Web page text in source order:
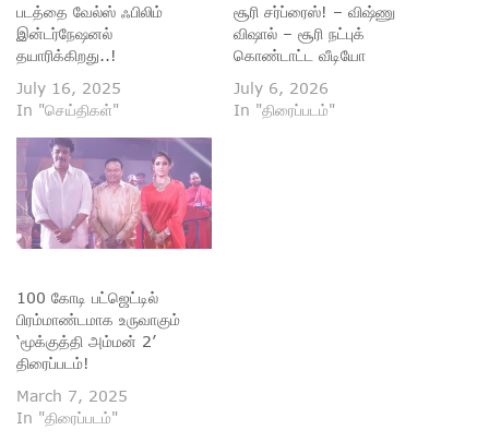
படத்தை வேல்ஸ் ஃபிலிம்
இன்டர்நேஷனல்
தயாரிக்கிறது..!
July 16, 2025
In "செய்திகள்"
சூரி சர்ப்ரைஸ்! – விஷ்ணு
விஷால் – சூரி நட்புக்
கொண்டாட்ட வீடியோ
July 6, 2026
In "திரைப்படம்"
100 கோடி பட்ஜெட்டில்
பிரம்மாண்டமாக உருவாகும்
‘மூக்குத்தி அம்மன் 2’
திரைப்படம்!
March 7, 2025
In "திரைப்படம்"